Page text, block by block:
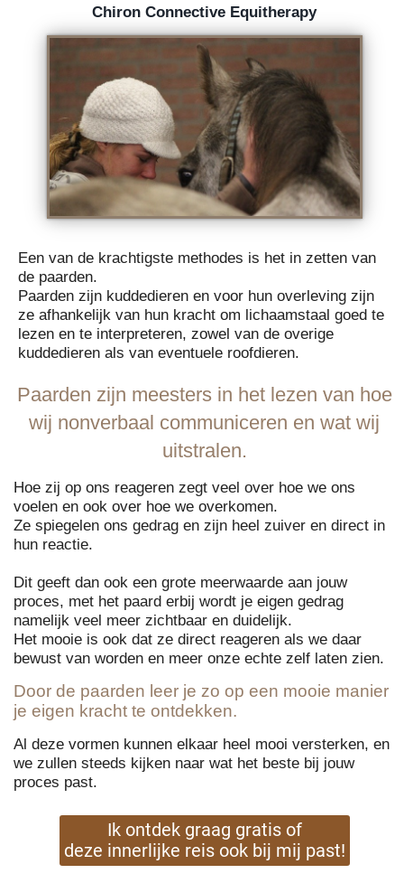
Chiron Connective Equitherapy
Een van de krachtigste methodes is het in zetten van
de paarden.
Paarden zijn kuddedieren en voor hun overleving zijn
ze afhankelijk van hun kracht om lichaamstaal goed te
lezen en te interpreteren, zowel van de overige
kuddedieren als van eventuele roofdieren.
Paarden zijn meesters in het lezen van hoe
wij nonverbaal communiceren en wat wij
uitstralen.
Hoe zij op ons reageren zegt veel over hoe we ons
voelen en ook over hoe we overkomen.
Ze spiegelen ons gedrag en zijn heel zuiver en direct in
hun reactie.
Dit geeft dan ook een grote meerwaarde aan jouw
proces, met het paard erbij wordt je eigen gedrag
namelijk veel meer zichtbaar en duidelijk.
Het mooie is ook dat ze direct reageren als we daar
bewust van worden en meer onze echte zelf laten zien.
Door de paarden leer je zo op een mooie manier
je eigen kracht te ontdekken.
Al deze vormen kunnen elkaar heel mooi versterken, en
we zullen steeds kijken naar wat het beste bij jouw
proces past.
Ik ontdek graag gratis of
deze innerlijke reis ook bij mij past!